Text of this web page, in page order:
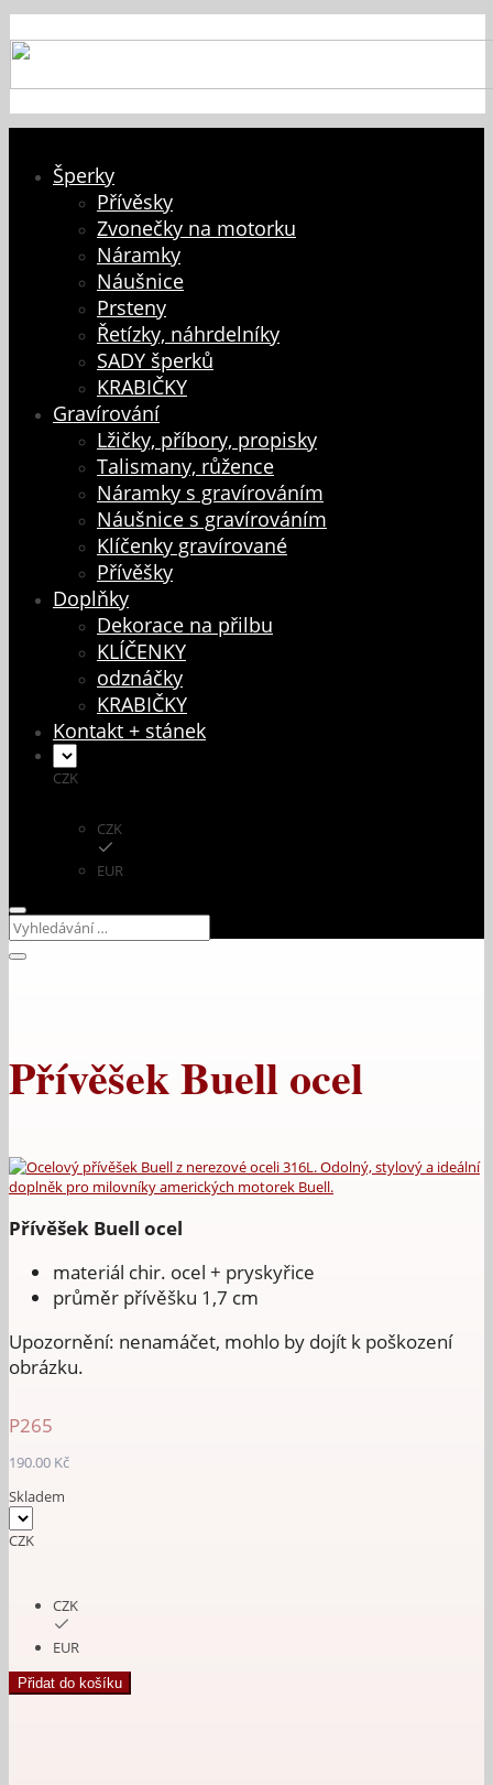
Šperky
Přívěsky
Zvonečky na motorku
Náramky
Náušnice
Prsteny
Řetízky, náhrdelníky
SADY šperků
KRABIČKY
Gravírování
Lžičky, příbory, propisky
Talismany, růžence
Náramky s gravírováním
Náušnice s gravírováním
Klíčenky gravírované
Přívěšky
Doplňky
Dekorace na přilbu
KLÍČENKY
odznáčky
KRABIČKY
Kontakt + stánek
CZK
CZK
EUR
Přívěšek Buell ocel
Přívěšek Buell ocel
materiál chir. ocel + pryskyřice
průměr přívěšku 1,7 cm
Upozornění: nenamáčet, mohlo by dojít k poškození
obrázku.
P265
190.00 Kč
Skladem
CZK
CZK
EUR
Přívěšek
Buell
Přidat do košíku